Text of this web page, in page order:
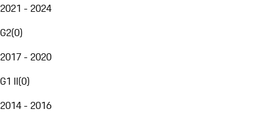
2021 - 2024
G2(0)
2017 - 2020
G1 II(0)
2014 - 2016